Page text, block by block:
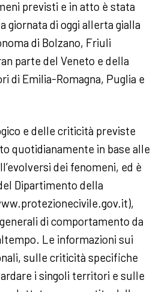
previsti e in atto è stata
giornata di oggi allerta gialla
di Bolzano, Friuli
parte del Veneto e della
di Emilia-Romagna, Puglia e
e delle criticità previste
quotidianamente in base alle
dei fenomeni, ed è
Dipartimento della
di comportamento da
Le informazioni sui
sulle criticità specifiche
i singoli territori e sulle